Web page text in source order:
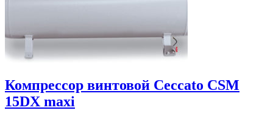
Компрессор винтовой Ceccato CSM
15DX maxi